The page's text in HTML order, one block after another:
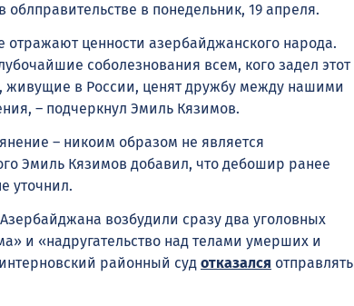
в понедельник, 19 апреля.
ценности азербайджанского народа.
соболезнования всем, кого задел этот
живущие в России, ценят дружбу между нашими
– подчеркнул Эмиль Кязимов.
– никоим образом не является
Эмиль Кязимов добавил, что дебошир ранее
уточнил.
возбудили сразу два уголовных
и «надругательство над телами умерших и
районный суд отказался отправлять